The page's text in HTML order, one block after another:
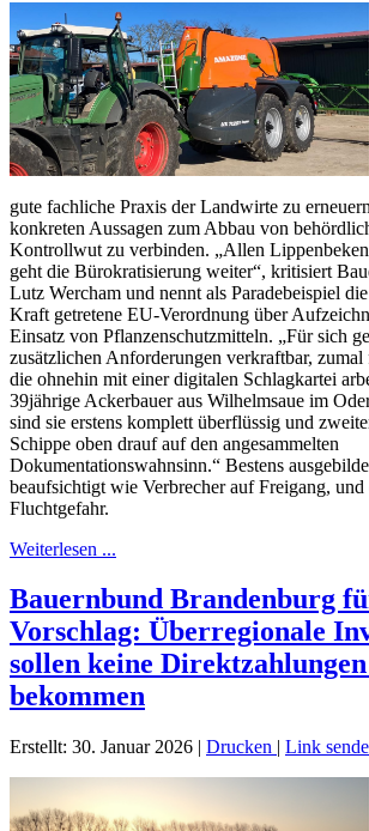
gute fachliche Praxis der Landwirte zu
konkreten Aussagen zum Abbau von
Kontrollwut zu verbinden. „Allen
geht die Bürokratisierung weiter“, kritisiert
Lutz Wercham und nennt als Paradebeispiel
Kraft getretene EU-Verordnung über
Einsatz von Pflanzenschutzmitteln. „Für sich
zusätzlichen Anforderungen verkraftbar,
die ohnehin mit einer digitalen Schlagkartei
39jährige Ackerbauer aus Wilhelmsaue im
sind sie erstens komplett überflüssig und
Schippe oben drauf auf den angesammelten
Dokumentationswahnsinn.“ Bestens
beaufsichtigt wie Verbrecher auf Freigang, und
Fluchtgefahr.
Weiterlesen ...
Bauernbund Brandenburg
Vorschlag: Überregionale
sollen keine
bekommen
Erstellt: 30. Januar 2026 | Drucken | Link